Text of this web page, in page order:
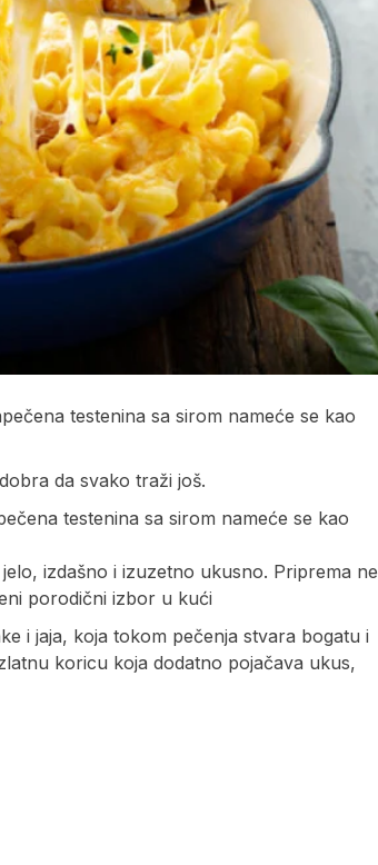
testenina sa sirom nameće se kao
da svako traži još.
testenina sa sirom nameće se kao
izdašno i izuzetno ukusno. Priprema ne
porodični izbor u kući
i jaja, koja tokom pečenja stvara bogatu i
koricu koja dodatno pojačava ukus,